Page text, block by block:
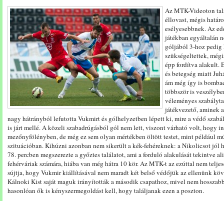
Az MTK-Videoton
éllovast, mégis
esélyesebbnek. Az
játékban egyáltalán
góljából 3-hoz pedig
szükségeltettek,
épp fordítva alakult.
és betegség miatt
ám még így is
többször is
véleményes
játékvezető, aminek
nagy hátrányból lefutotta Vukmirt és gólhelyzetben lépett ki, mire a védő
is járt mellé. A közeli szabadrúgásból gól nem lett, viszont várható volt, hogy
mezőnyfölényben, de még ez sem olyan mértékben öltött testet, mint például
szituációban. Kihúzni azonban nem sikerült a kék-fehéreknek: a Nikolicsot jól
78. percben megszerezte a győztes találatot, ami a forduló alakulását tekintve
fehérváriak számára, hiába van még hátra 10 kör. Az MTK-t az ezúttal nem
sújtja, hogy Vukmir kiállításával nem maradt két belső védőjük az ellenünk
Kálnoki Kist saját maguk irányították a második csapathoz, mivel nem
hasonlóan ők is kényszermegoldást kell, hogy találjanak ezen a poszton.